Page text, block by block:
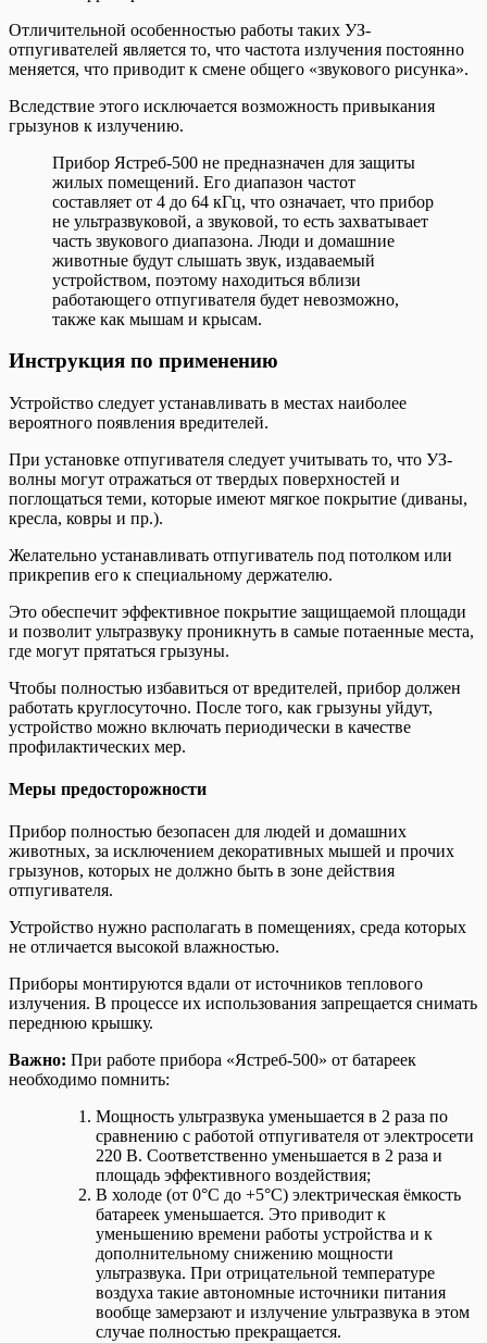
Отличительной особенностью работы таких УЗ-
отпугивателей является то, что частота излучения постоянно
меняется, что приводит к смене общего «звукового рисунка».
Вследствие этого исключается возможность привыкания
грызунов к излучению.
Прибор Ястреб-500 не предназначен для защиты
жилых помещений. Его диапазон частот
составляет от 4 до 64 кГц, что означает, что прибор
не ультразвуковой, а звуковой, то есть захватывает
часть звукового диапазона. Люди и домашние
животные будут слышать звук, издаваемый
устройством, поэтому находиться вблизи
работающего отпугивателя будет невозможно,
также как мышам и крысам.
Инструкция по применению
Устройство следует устанавливать в местах наиболее
вероятного появления вредителей.
При установке отпугивателя следует учитывать то, что УЗ-
волны могут отражаться от твердых поверхностей и
поглощаться теми, которые имеют мягкое покрытие (диваны,
кресла, ковры и пр.).
Желательно устанавливать отпугиватель под потолком или
прикрепив его к специальному держателю.
Это обеспечит эффективное покрытие защищаемой площади
и позволит ультразвуку проникнуть в самые потаенные места,
где могут прятаться грызуны.
Чтобы полностью избавиться от вредителей, прибор должен
работать круглосуточно. После того, как грызуны уйдут,
устройство можно включать периодически в качестве
профилактических мер.
Меры предосторожности
Прибор полностью безопасен для людей и домашних
животных, за исключением декоративных мышей и прочих
грызунов, которых не должно быть в зоне действия
отпугивателя.
Устройство нужно располагать в помещениях, среда которых
не отличается высокой влажностью.
Приборы монтируются вдали от источников теплового
излучения. В процессе их использования запрещается снимать
переднюю крышку.
Важно: При работе прибора «Ястреб-500» от батареек
необходимо помнить:
Мощность ультразвука уменьшается в 2 раза по
сравнению с работой отпугивателя от электросети
220 В. Соответственно уменьшается в 2 раза и
площадь эффективного воздействия;
В холоде (от 0°С до +5°С) электрическая ёмкость
батареек уменьшается. Это приводит к
уменьшению времени работы устройства и к
дополнительному снижению мощности
ультразвука. При отрицательной температуре
воздуха такие автономные источники питания
вообще замерзают и излучение ультразвука в этом
случае полностью прекращается.